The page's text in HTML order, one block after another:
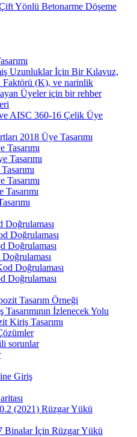
Yönlü Betonarme Döşeme
Uzunluklar İçin Bir Kılavuz,
(K), ve narinlik
Üyeler için bir rehber
AISC 360-16 Çelik Üye
2018 Üye Tasarımı
Tasarımı
Doğrulaması
Doğrulaması
Doğrulaması
Doğrulaması
Tasarım Örneği
İzlenecek Yolu
Kiriş Tasarımı
sorunlar
Giriş
(2021) Rüzgar Yükü
Binalar İçin Rüzgar Yükü